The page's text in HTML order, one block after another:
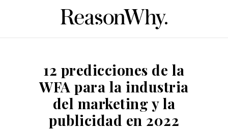
12 predicciones de la
WFA para la industria
del marketing y la
publicidad en 2022